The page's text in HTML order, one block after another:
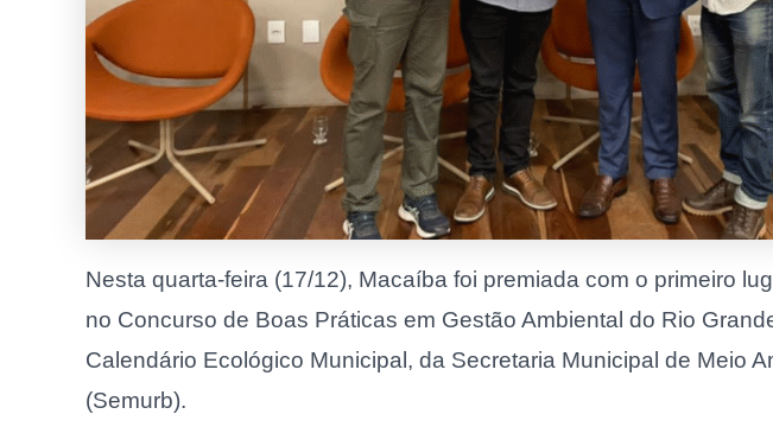
Nesta quarta-feira (17/12), Macaíba foi premiada com o primeiro
no Concurso de Boas Práticas em Gestão Ambiental do Rio
Calendário Ecológico Municipal, da Secretaria Municipal de Meio
(Semurb).